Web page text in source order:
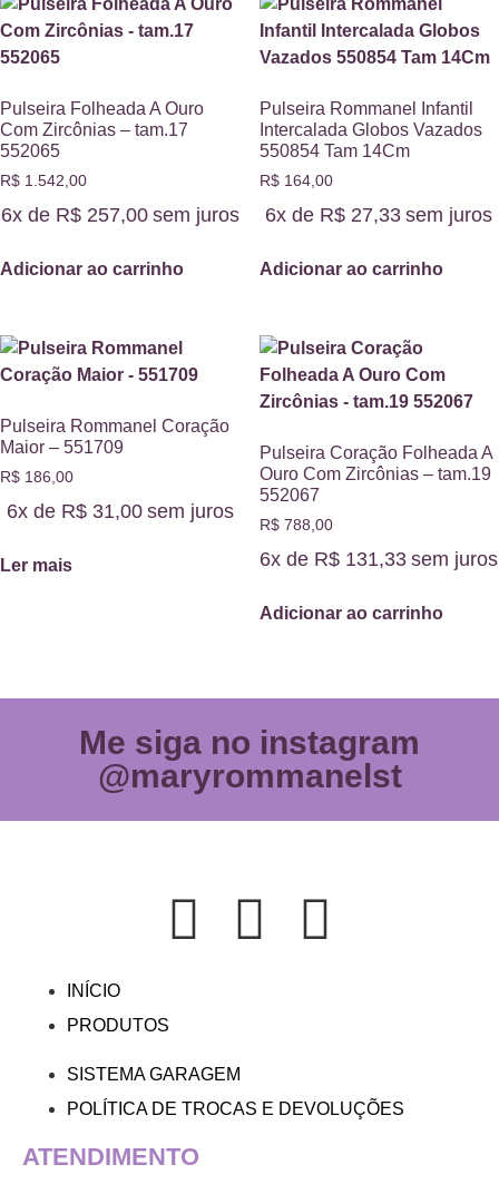
Pulseira Folheada A Ouro
Com Zircônias – tam.17
552065
R$ 1.542,00
6x de R$257,00 sem juros
Adicionar ao carrinho
Pulseira Rommanel Infantil
Intercalada Globos Vazados
550854 Tam 14Cm
R$164,00
6x de R$ 27,33 sem juros
Adicionar ao carrinho
Pulseira Rommanel Coração
Maior – 551709
R$ 186,00
6x de R$31,00 sem juros
Ler mais
Pulseira Coração Folheada A
Ouro Com Zircônias – tam.19
552067
R$788,00
6x de R$ 131,33 sem juros
Adicionar ao carrinho
Me siga no instagram
@maryrommanelst
INÍCIO
PRODUTOS
SISTEMA GARAGEM
POLÍTICA DE TROCAS E DEVOLUÇÕES
ATENDIMENTO